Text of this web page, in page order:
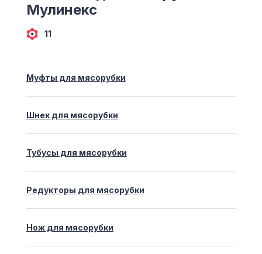
КАРТА
Мулинекс
11
Муфты для мясорубки
Шнек для мясорубки
Тубусы для мясорубки
Редукторы для мясорубки
Нож для мясорубки